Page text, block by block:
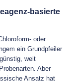
basierte
oder
ein Grundpfeiler
weit
Aber
Ansatz hat